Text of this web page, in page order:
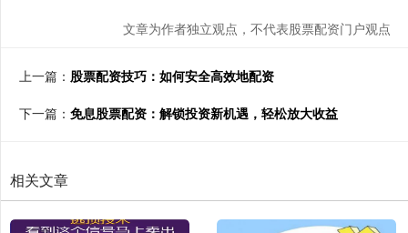
文章为作者独立观点，不代表股票配资门户观点
上一篇： 股票配资技巧：如何安全高效地配资
下一篇： 免息股票配资：解锁投资新机遇，轻松放大收益
相关文章